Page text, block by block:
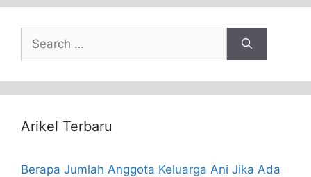
Search
for:
Arikel Terbaru
Berapa Jumlah Anggota Keluarga Ani Jika Ada